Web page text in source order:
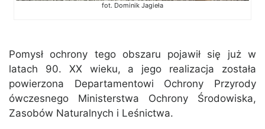
fot. Dominik Jagieła
Pomysł ochrony tego obszaru pojawił się już w
latach 90. XX wieku, a jego realizacja została
powierzona Departamentowi Ochrony Przyrody
ówczesnego Ministerstwa Ochrony Środowiska,
Zasobów Naturalnych i Leśnictwa.